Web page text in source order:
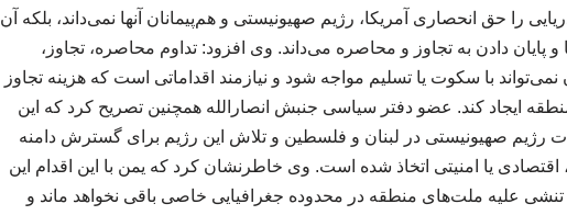
را حق انحصاری آمریکا، رژیم صهیونیستی و هم‌پیمانان آنها نمی‌داند، بلکه آن
دادن به تجاوز و محاصره می‌داند. وی افزود: تداوم محاصره، تجاوز،
با سکوت یا تسلیم مواجه شود و نیازمند اقداماتی است که هزینه تجاوز
ایجاد کند. عضو دفتر سیاسی جنبش انصارالله همچنین تصریح کرد که این
رژیم صهیونیستی در لبنان و فلسطین و تلاش این رژیم برای گسترش دامنه
یا امنیتی اتخاذ شده است. وی خاطرنشان کرد که یمن با این اقدام این
تنشی علیه ملت‌های منطقه در محدوده جغرافیایی خاصی باقی نخواهد ماند و